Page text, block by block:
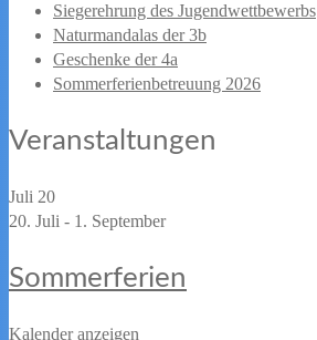
Siegerehrung des Jugendwettbewerbs
Naturmandalas der 3b
Geschenke der 4a
Sommerferienbetreuung 2026
Veranstaltungen
Juli 20
20. Juli - 1. September
Sommerferien
Kalender anzeigen